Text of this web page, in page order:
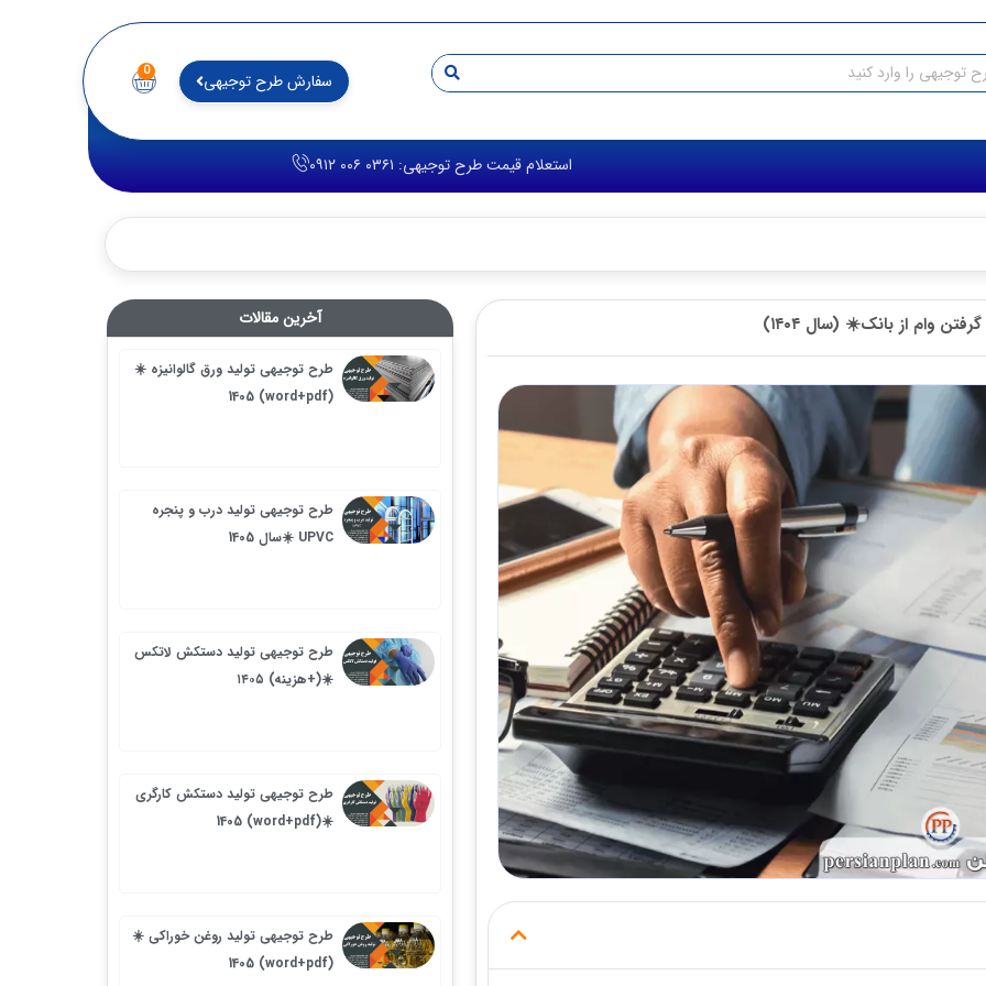
سفارش طرح توجیهی
استعلام قیمت طرح توجیهی: ۰۳۶۱ ۰۰۶ ۰۹۱۲
آخرین مقالات
طرح توجیهی تولید ورق گالوانیزه ☀️
طرح توجیهی تولید درب و پنجره
طرح توجیهی تولید دستکش لاتکس
☀️(+هزینه) ۱۴۰۵
طرح توجیهی تولید دستکش کارگری
طرح توجیهی تولید روغن خوراکی ☀️